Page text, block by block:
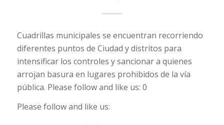
Cuadrillas municipales se encuentran recorriendo
diferentes puntos de Ciudad y distritos para
intensificar los controles y sancionar a quienes
arrojan basura en lugares prohibidos de la vía
pública. Please follow and like us: 0
Please follow and like us: